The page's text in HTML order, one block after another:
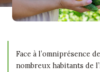
Face à l’omniprésence
nombreux habitants de